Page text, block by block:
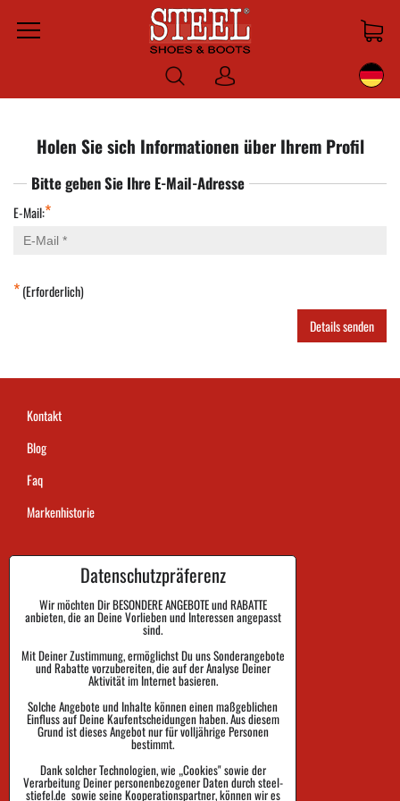
Menu
Anmelden
Holen Sie sich Informationen über Ihrem Profil
Bitte geben Sie Ihre E-Mail-Adresse
E-Mail:*
*(Erforderlich)
Details senden
Kontakt
Blog
Faq
Markenhistorie
Dauer der Auftragsausführung
Zahlung
Warenrückgabe und Reklamation
Größe
Schutz der Privatsphäre
Sendungsverfolgung
Datenschutzpräferenz
Wir möchten Dir BESONDERE ANGEBOTE und RABATTE
anbieten, die an Deine Vorlieben und Interessen angepasst
sind.
Mit Deiner Zustimmung, ermöglichst Du uns Sonderangebote
und Rabatte vorzubereiten, die auf der Analyse Deiner
Aktivität im Internet basieren.
Solche Angebote und Inhalte können einen maßgeblichen
Einfluss auf Deine Kaufentscheidungen haben. Aus diesem
Grund ist dieses Angebot nur für volljährige Personen
bestimmt.
Dank solcher Technologien, wie „Cookies" sowie der
Verarbeitung Deiner personenbezogener Daten durch steel-
stiefel.de sowie seine Kooperationspartner, können wir es